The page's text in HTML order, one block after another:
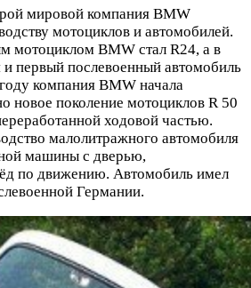
мировой компания BMW
мотоциклов и автомобилей.
мотоциклом BMW стал R24, а в
и первый послевоенный автомобиль
компания BMW начала
новое поколение мотоциклов R 50
ходовой частью.
малолитражного автомобиля
машины с дверью,
по движению. Автомобиль имел
Германии.